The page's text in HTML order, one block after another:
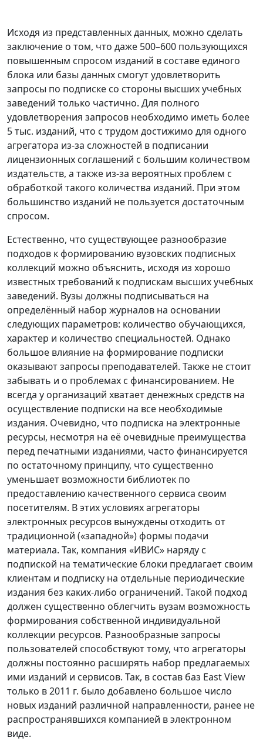
Исходя из представленных данных, можно сделать
заключение о том, что даже 500–600 пользующихся
повышенным спросом изданий в составе единого
блока или базы данных смогут удовлетворить
запросы по подписке со стороны высших учебных
заведений только частично. Для полного
удовлетворения запросов необходимо иметь более
5 тыс. изданий, что с трудом достижимо для одного
агрегатора из-за сложностей в подписании
лицензионных соглашений с большим количеством
издательств, а также из-за вероятных проблем с
обработкой такого количества изданий. При этом
большинство изданий не пользуется достаточным
спросом.
Естественно, что существующее разнообразие
подходов к формированию вузовских подписных
коллекций можно объяснить, исходя из хорошо
известных требований к подпискам высших учебных
заведений. Вузы должны подписываться на
определённый набор журналов на основании
следующих параметров: количество обучающихся,
характер и количество специальностей. Однако
большое влияние на формирование подписки
оказывают запросы преподавателей. Также не стоит
забывать и о проблемах с финансированием. Не
всегда у организаций хватает денежных средств на
осуществление подписки на все необходимые
издания. Очевидно, что подписка на электронные
ресурсы, несмотря на её очевидные преимущества
перед печатными изданиями, часто финансируется
по остаточному принципу, что существенно
уменьшает возможности библиотек по
предоставлению качественного сервиса своим
посетителям. В этих условиях агрегаторы
электронных ресурсов вынуждены отходить от
традиционной («западной») формы подачи
материала. Так, компания «ИВИС» наряду с
подпиской на тематические блоки предлагает своим
клиентам и подписку на отдельные периодические
издания без каких-либо ограничений. Такой подход
должен существенно облегчить вузам возможность
формирования собственной индивидуальной
коллекции ресурсов. Разнообразные запросы
пользователей способствуют тому, что агрегаторы
должны постоянно расширять набор предлагаемых
ими изданий и сервисов. Так, в состав баз East View
только в 2011 г. было добавлено большое число
новых изданий различной направленности, ранее не
распространявшихся компанией в электронном
виде.